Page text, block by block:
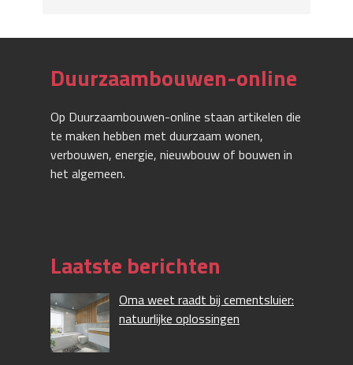
Duurzaambouwen-online
Op Duurzaambouwen-online staan artikelen die
te maken hebben met duurzaam wonen,
verbouwen, energie, nieuwbouw of bouwen in
het algemeen.
Laatste berichten
Oma weet raadt bij cementsluier:
natuurlijke oplossingen